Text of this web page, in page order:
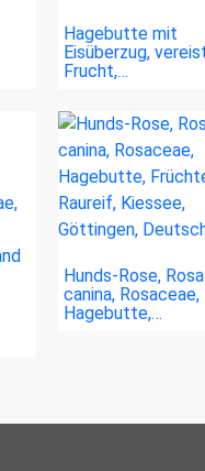
Hagebutte mit
Eisüberzug,
Frucht,…
Hunds-Rose, Rosa
canina, Rosaceae,
Hagebutte,…